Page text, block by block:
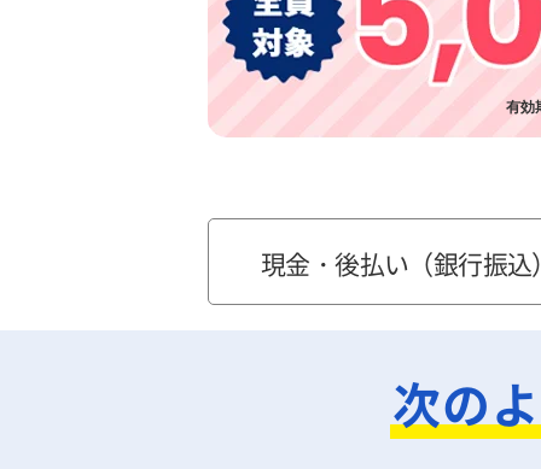
有効
現金・後払い（銀行振込
次の